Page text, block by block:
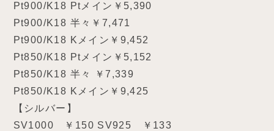
Pt900/K18 Ptメイン￥5,390
Pt900/K18 半々￥7,471
Pt900/K18 Kメイン￥9,452
Pt850/K18 Ptメイン￥5,152
Pt850/K18 半々 ￥7,339
Pt850/K18 Kメイン￥9,425
【シルバー】
SV1000 ￥150 SV925 ￥133